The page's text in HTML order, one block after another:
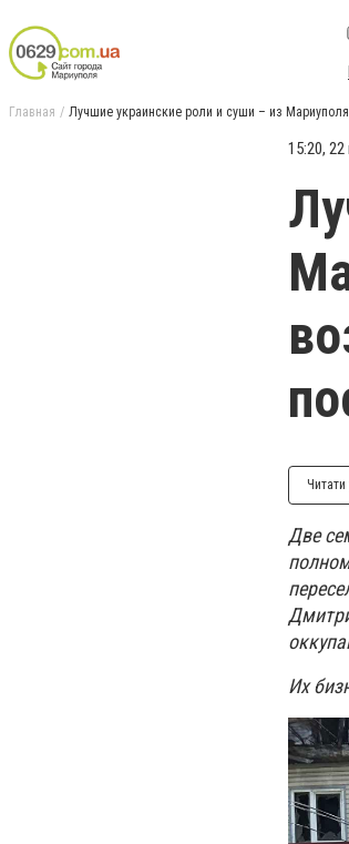
Главная Лучшие украинские роли и суши – из
15:20, 22
Читати
Две
Их